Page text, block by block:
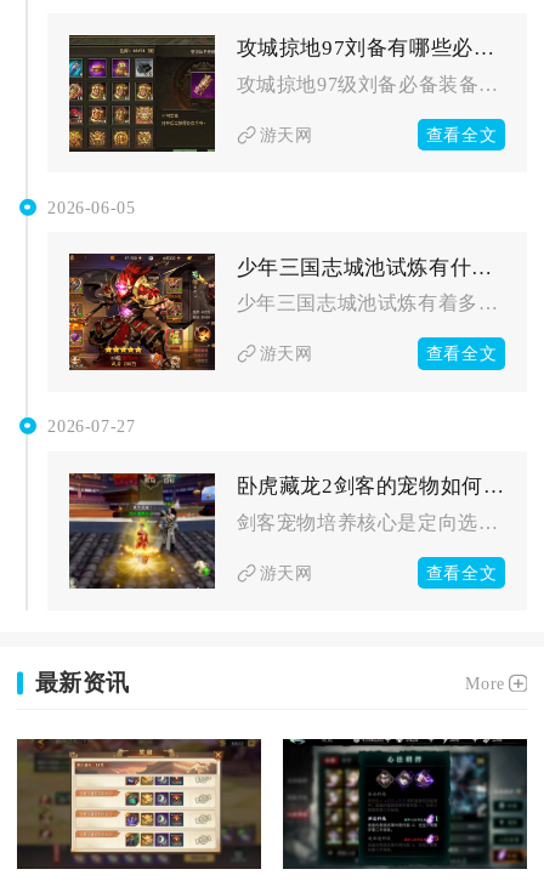
攻城掠地97刘备有哪些必备装备
攻城掠地97级刘备必备装备以桃园之誓套装为核心，搭配真霸下/...
游天网 查看全文
2026-06-05
少年三国志城池试炼有什么特殊规则需要了解
少年三国志城池试炼有着多层递进解锁、阵营联动、城池梯度难度、...
游天网 查看全文
2026-07-27
卧虎藏龙2剑客的宠物如何培养
剑客宠物培养核心是定向选高攻/高速资质宠物、优先红色攻击技能...
游天网 查看全文
最新资讯 More